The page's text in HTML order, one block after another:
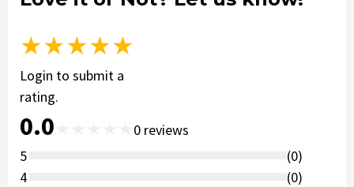
★★★★★
Login to submit a
rating.
0.0 0 reviews
5
(0)
4
(0)